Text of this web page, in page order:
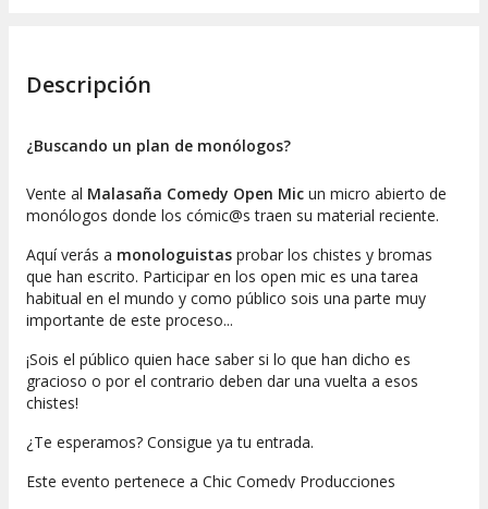
Descripción
¿Buscando un plan de monólogos?
Vente al Malasaña Comedy Open Mic un micro abierto de
monólogos donde los cómic@s traen su material reciente.
Aquí verás a monologuistas probar los chistes y bromas
que han escrito. Participar en los open mic es una tarea
habitual en el mundo y como público sois una parte muy
importante de este proceso...
¡Sois el público quien hace saber si lo que han dicho es
gracioso o por el contrario deben dar una vuelta a esos
chistes!
¿Te esperamos? Consigue ya tu entrada.
Este evento pertenece a Chic Comedy Producciones